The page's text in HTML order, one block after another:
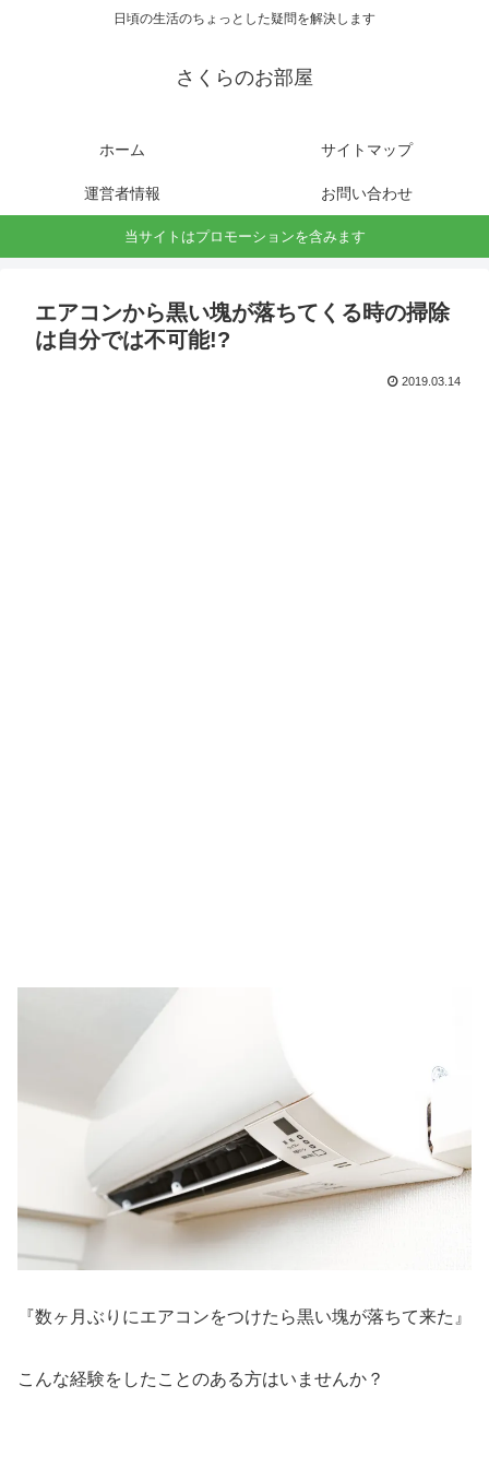
日頃の生活のちょっとした疑問を解決します
さくらのお部屋
ホーム サイトマップ
運営者情報 お問い合わせ
当サイトはプロモーションを含みます
エアコンから黒い塊が落ちてくる時の掃除
は自分では不可能!?
2019.03.14
『数ヶ月ぶりにエアコンをつけたら黒い塊が落ちて来た』
こんな経験をしたことのある方はいませんか？